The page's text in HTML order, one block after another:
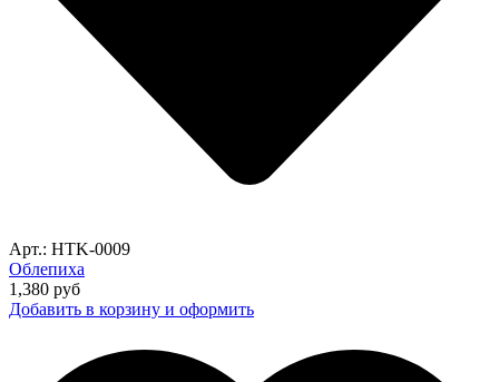
Арт.: HTK-0009
Облепиха
1,380 руб
Добавить в корзину и оформить